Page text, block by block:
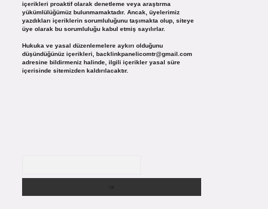
içerikleri proaktif olarak denetleme veya araştırma
yükümlülüğümüz bulunmamaktadır. Ancak, üyelerimiz
yazdıkları içeriklerin sorumluluğunu taşımakta olup, siteye
üye olarak bu sorumluluğu kabul etmiş sayılırlar.
Hukuka ve yasal düzenlemelere aykırı olduğunu
düşündüğünüz içerikleri, backlinkpanelicomtr@gmail.com
adresine bildirmeniz halinde, ilgili içerikler yasal süre
içerisinde sitemizden kaldırılacaktır.